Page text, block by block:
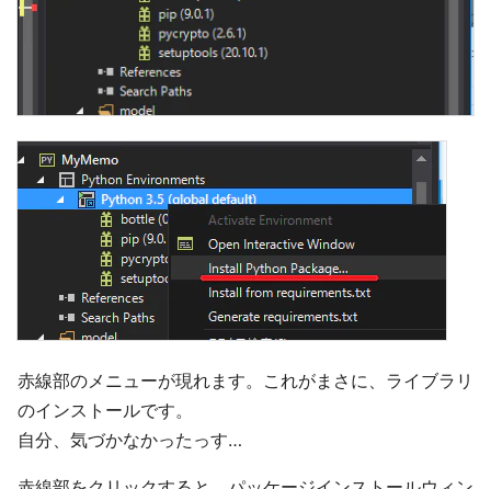
赤線部のメニューが現れます。これがまさに、ライブラリ
のインストールです。
自分、気づかなかったっす…